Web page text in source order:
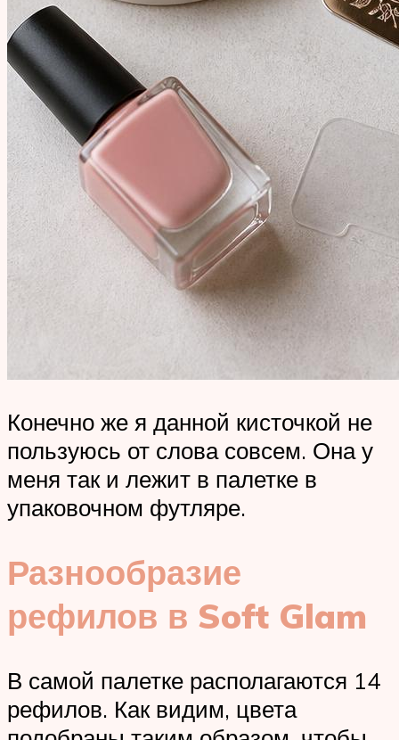
Конечно же я данной кисточкой не
пользуюсь от слова совсем. Она у
меня так и лежит в палетке в
упаковочном футляре.
Разнообразие
рефилов в Soft Glam
В самой палетке располагаются 14
рефилов. Как видим, цвета